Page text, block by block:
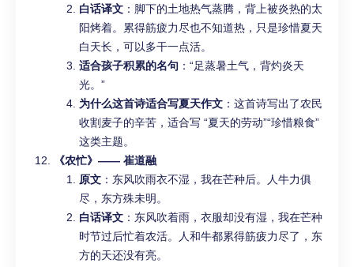
白话译文 ：脚下的土地热气蒸腾，背上被炎热的太
阳烤着。累得筋疲力尽也不知道热，只是珍惜夏天
白天长，可以多干一点活。
适合孩子积累的名句 ：“足蒸暑土气，背灼炎天
光。”
为什么这首诗适合写夏天作文 ：这首诗写出了农民
收割麦子的辛苦，适合写 “夏天的劳动”“珍惜粮食”
这类主题。
《农忙》—— 崔道融
原文 ：东风吹雨衣不湿，我在芒种后。人牛力俱
尽，东方殊未明。
白话译文 ：东风吹着雨，衣服却没有湿，我在芒种
时节过后忙着农活。人和牛都累得筋疲力尽了，东
方的天还没有亮。